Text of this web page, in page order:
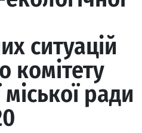
ситуацій
комітету
ради